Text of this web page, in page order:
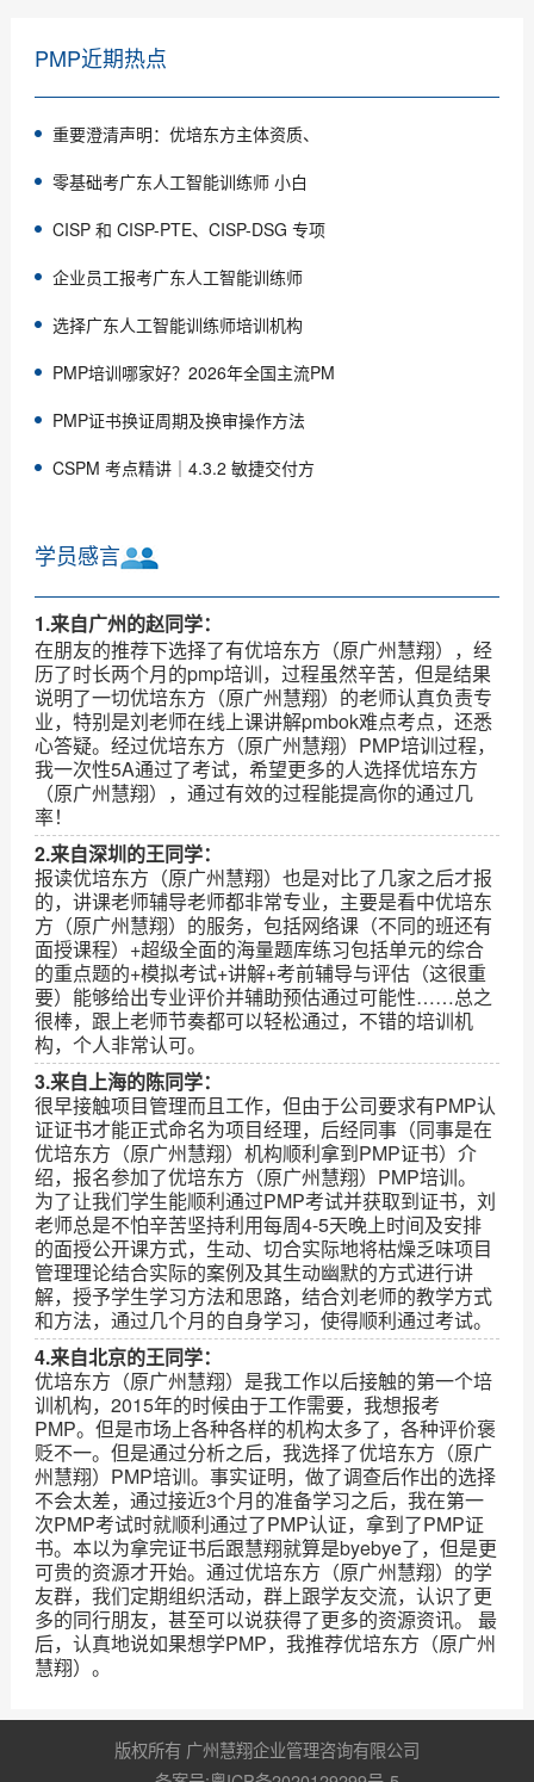
PMP近期热点
重要澄清声明：优培东方主体资质、
零基础考广东人工智能训练师 小白
CISP 和 CISP-PTE、CISP-DSG 专项
企业员工报考广东人工智能训练师
选择广东人工智能训练师培训机构
PMP培训哪家好？2026年全国主流PM
PMP证书换证周期及换审操作方法
CSPM 考点精讲｜4.3.2 敏捷交付方
学员感言
1.来自广州的赵同学：
在朋友的推荐下选择了有优培东方（原广州慧翔），经
历了时长两个月的pmp培训，过程虽然辛苦，但是结果
说明了一切优培东方（原广州慧翔）的老师认真负责专
业，特别是刘老师在线上课讲解pmbok难点考点，还悉
心答疑。经过优培东方（原广州慧翔）PMP培训过程，
我一次性5A通过了考试，希望更多的人选择优培东方
（原广州慧翔），通过有效的过程能提高你的通过几
率！
2.来自深圳的王同学：
报读优培东方（原广州慧翔）也是对比了几家之后才报
的，讲课老师辅导老师都非常专业，主要是看中优培东
方（原广州慧翔）的服务，包括网络课（不同的班还有
面授课程）+超级全面的海量题库练习包括单元的综合
的重点题的+模拟考试+讲解+考前辅导与评估（这很重
要）能够给出专业评价并辅助预估通过可能性……总之
很棒，跟上老师节奏都可以轻松通过，不错的培训机
构，个人非常认可。
3.来自上海的陈同学：
很早接触项目管理而且工作，但由于公司要求有PMP认
证证书才能正式命名为项目经理，后经同事（同事是在
优培东方（原广州慧翔）机构顺利拿到PMP证书）介
绍，报名参加了优培东方（原广州慧翔）PMP培训。
为了让我们学生能顺利通过PMP考试并获取到证书，刘
老师总是不怕辛苦坚持利用每周4-5天晚上时间及安排
的面授公开课方式，生动、切合实际地将枯燥乏味项目
管理理论结合实际的案例及其生动幽默的方式进行讲
解，授予学生学习方法和思路，结合刘老师的教学方式
和方法，通过几个月的自身学习，使得顺利通过考试。
4.来自北京的王同学：
优培东方（原广州慧翔）是我工作以后接触的第一个培
训机构，2015年的时候由于工作需要，我想报考
PMP。但是市场上各种各样的机构太多了，各种评价褒
贬不一。但是通过分析之后，我选择了优培东方（原广
州慧翔）PMP培训。事实证明，做了调查后作出的选择
不会太差，通过接近3个月的准备学习之后，我在第一
次PMP考试时就顺利通过了PMP认证，拿到了PMP证
书。本以为拿完证书后跟慧翔就算是byebye了，但是更
可贵的资源才开始。通过优培东方（原广州慧翔）的学
友群，我们定期组织活动，群上跟学友交流，认识了更
多的同行朋友，甚至可以说获得了更多的资源资讯。 最
后，认真地说如果想学PMP，我推荐优培东方（原广州
慧翔）。
版权所有 广州慧翔企业管理咨询有限公司